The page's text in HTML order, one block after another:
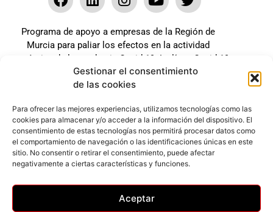
Gestionar el consentimiento
de las cookies
Para ofrecer las mejores experiencias, utilizamos tecnologías como las
cookies para almacenar y/o acceder a la información del dispositivo. El
consentimiento de estas tecnologías nos permitirá procesar datos como
el comportamiento de navegación o las identificaciones únicas en este
sitio. No consentir o retirar el consentimiento, puede afectar
negativamente a ciertas características y funciones.
Aceptar
Programa de apoyo a empresas de la Región de
Murcia para paliar los efectos en la actividad
económica de la pandemia Covid-19. La línea Covid-19
coste cero cofinanciada por la unión europea.
Expediente: 2020.07.COSI.0483
Web desarrollada gracias al Programa Kit Digital
Cofinanciado por los Fondos Next Generation (EU) del